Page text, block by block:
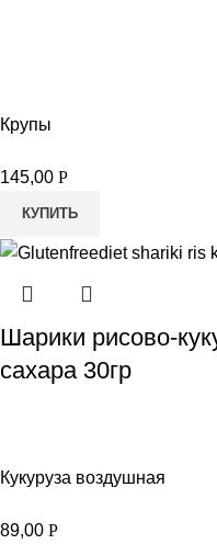
Крупы
145,00 Р
КУПИТЬ
Шарики рисово-
сахара 30гр
Кукуруза воздушная
89,00 Р